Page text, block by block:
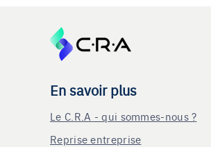
En savoir plus
Le C.R.A - qui sommes-nous ?
Reprise entreprise